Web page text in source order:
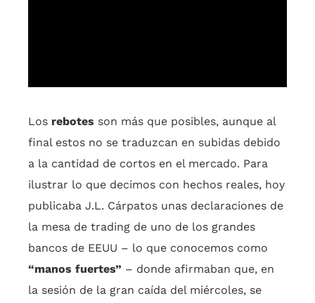
Los rebotes son más que posibles, aunque al
final estos no se traduzcan en subidas debido
a la cantidad de cortos en el mercado. Para
ilustrar lo que decimos con hechos reales, hoy
publicaba J.L. Cárpatos unas declaraciones de
la mesa de trading de uno de los grandes
bancos de EEUU – lo que conocemos como
“manos fuertes” – donde afirmaban que, en
la sesión de la gran caída del miércoles, se